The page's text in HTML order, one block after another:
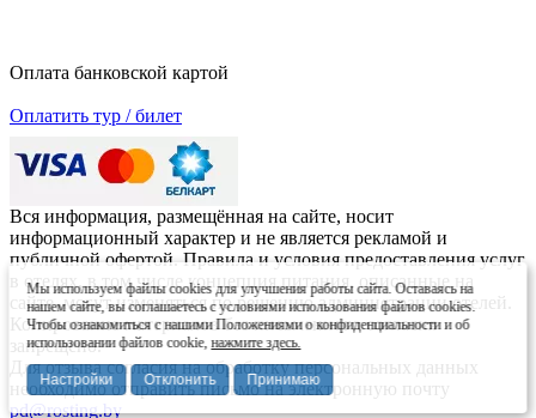
Мы используем файлы cookies для улучшения работы сайта. Оставаясь на
нашем сайте, вы соглашаетесь с условиями использования файлов cookies.
Чтобы ознакомиться с нашими Положениями о конфиденциальности и об
использовании файлов cookie,нажмите здесь.
Настройки Отклонить Принимаю
Оплата банковской картой
Оплатить тур / билет
Вся информация, размещённая на сайте, носит
информационный характер и не является рекламой и
публичной офертой. Правила и условия предоставления услуг
в отелях, в том числе концепция питания, описанные на
сайте, могут изменяться по решению администрации отелей.
Копирование материалов без письменного согласия
запрещено.
Для отзыва согласия на обработку персональных данных
необходимо отправить письмо на электронную почту
pd@rosting.by